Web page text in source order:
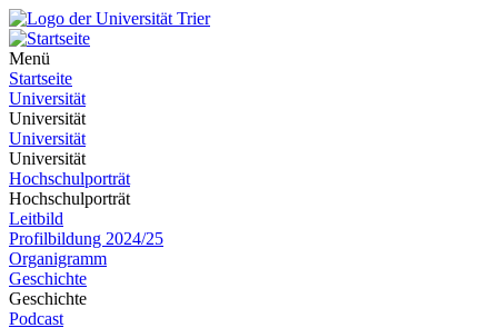
Menü
Startseite
Universität
Universität
Universität
Universität
Hochschulporträt
Hochschulporträt
Leitbild
Profilbildung 2024/25
Organigramm
Geschichte
Geschichte
Podcast